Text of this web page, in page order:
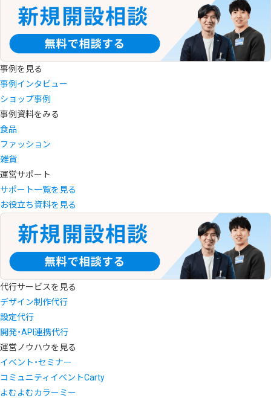
事例を見る
事例インタビュー
ショップ事例
事例資料をみる
食品
ファッション
雑貨
運営サポート
サポート一覧を見る
お役立ち資料を見る
代行サービスを見る
デザイン制作代行
設定代行
開発・API連携代行
運営ノウハウを見る
イベント・セミナー
コミュニティイベントCarty
よむよむカラーミー